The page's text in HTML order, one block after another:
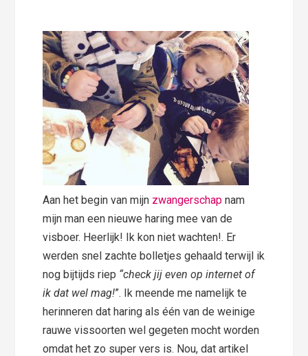
Aan het begin van mijn zwangerschap nam
mijn man een nieuwe haring mee van de
visboer. Heerlijk! Ik kon niet wachten!. Er
werden snel zachte bolletjes gehaald terwijl ik
nog bijtijds riep “check jij even op internet of
ik dat wel mag!”. Ik meende me namelijk te
herinneren dat haring als één van de weinige
rauwe vissoorten wel gegeten mocht worden
omdat het zo super vers is. Nou, dat artikel